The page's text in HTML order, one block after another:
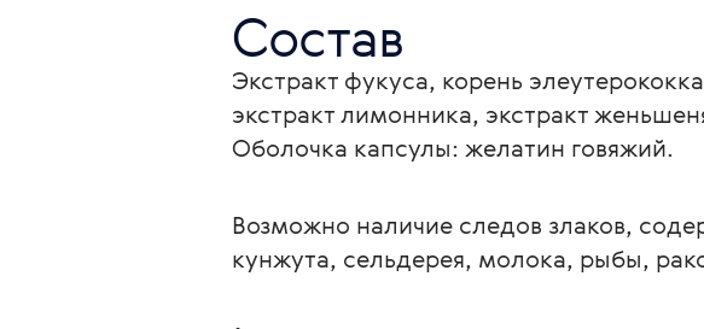
Состав
Экстракт фукуса, корень
экстракт лимонника, экстракт
Оболочка капсулы: желатин говяжий.
Возможно наличие следов злаков,
кунжута, сельдерея, молока, рыбы,